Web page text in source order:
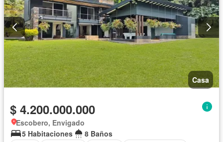
Casa
$ 4.200.000.000
Escobero, Envigado
5 Habitaciones
8 Baños